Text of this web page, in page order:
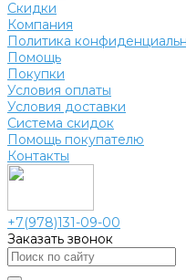
Скидки
Компания
Политика
Помощь
Покупки
Условия оплаты
Условия доставки
Система скидок
Помощь покупателю
Контакты
+7(978)131-09-00
Заказать звонок